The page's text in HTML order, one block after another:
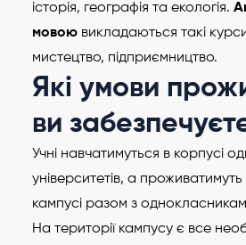
історія, географія та екологія.
мовою викладаються такі
мистецтво, підприємництво.
Які умови
ви
Учні навчатимуться в корпусі
університетів, а
кампусі разом з
На території кампусу є все